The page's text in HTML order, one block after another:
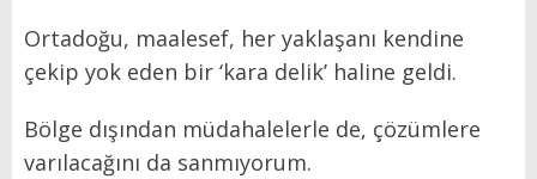
Ortadoğu, maalesef, her yaklaşanı kendine
çekip yok eden bir ‘kara delik’ haline geldi.
Bölge dışından müdahalelerle de, çözümlere
varılacağını da sanmıyorum.